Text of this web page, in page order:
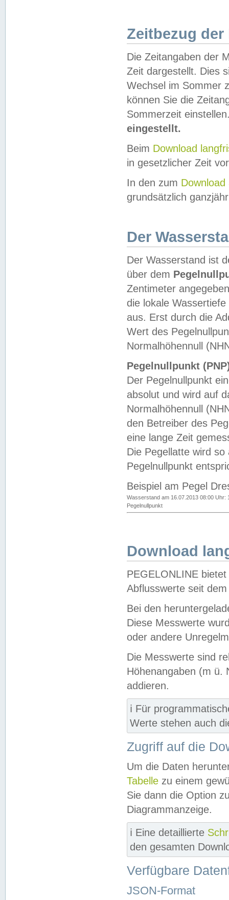
Zeitbezug der
Die Zeitangaben der
Zeit dargestellt. Dies
Wechsel im Sommer
können Sie die
Sommerzeit
eingestellt.
Beim Download
in gesetzlicher Zeit
In den zum Download
grundsätzlich
Der
Der Wasserstand ist
über dem
Zentimeter
die lokale
aus. Erst durch die
Wert des
Normalhöhennull
Pegelnullpunkt
Der Pegelnullpunkt
absolut und wird auf
Normalhöhennull
den Betreiber des
eine lange Zeit
Die Pegellatte wird
Pegelnullpunkt
Beispiel am Pegel
Wasserstand am 16.07.2013 08:00 Uhr:
Pegelnullpunkt
Download
PEGELONLINE
Abflusswerte seit
Bei den
Diese Messwerte
oder andere
Die Messwerte sind
Höhenangaben (m ü.
addieren.
ℹ️ Für
Werte stehen auch
Zugriff auf die
Um die Daten
Tabelle zu einem
Sie dann die Option
Diagrammanzeige.
ℹ️ Eine detaillierte
den gesamten
Verfügbare
JSON-Format